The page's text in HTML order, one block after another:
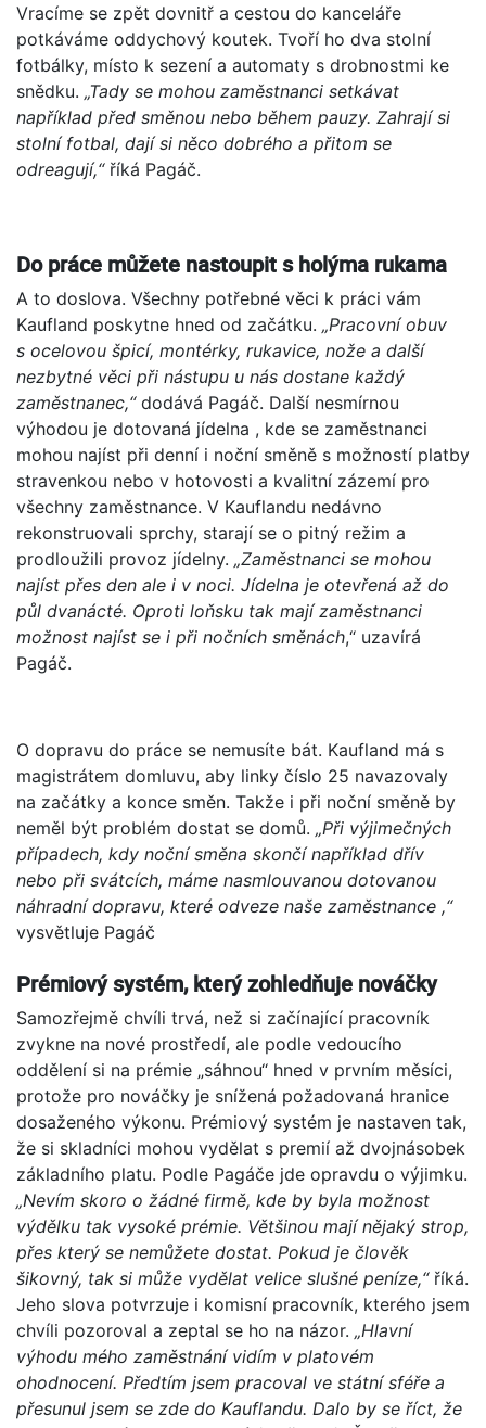
Vracíme se zpět dovnitř a cestou do kanceláře
potkáváme oddychový koutek. Tvoří ho dva stolní
fotbálky, místo k sezení a automaty s drobnostmi ke
snědku. „Tady se mohou zaměstnanci setkávat
například před směnou nebo během pauzy. Zahrají si
stolní fotbal, dají si něco dobrého a přitom se
odreagují,“říká Pagáč.
Do práce můžete nastoupit s holýma rukama
A to doslova. Všechny potřebné věci k práci vám
Kaufland poskytne hned od začátku. „Pracovní obuv
s ocelovou špicí, montérky, rukavice, nože a další
nezbytné věci při nástupu u nás dostane každý
zaměstnanec,“ dodává Pagáč. Další nesmírnou
výhodou je dotovaná jídelna , kde se zaměstnanci
mohou najíst při denní i noční směně s možností platby
stravenkou nebo v hotovosti a kvalitní zázemí pro
všechny zaměstnance. V Kauflandu nedávno
rekonstruovali sprchy, starají se o pitný režim a
prodloužili provoz jídelny. „Zaměstnanci se mohou
najíst přes den ale i v noci. Jídelna je otevřená až do
půl dvanácté. Oproti loňsku tak mají zaměstnanci
možnost najíst se i při nočních směnách,“ uzavírá
Pagáč.
O dopravu do práce se nemusíte bát. Kaufland má s
magistrátem domluvu, aby linky číslo 25 navazovaly
na začátky a konce směn. Takže i při noční směně by
neměl být problém dostat se domů. „Při výjimečných
případech, kdy noční směna skončí například dřív
nebo při svátcích, máme nasmlouvanou dotovanou
náhradní dopravu, které odveze naše zaměstnance ,“
vysvětluje Pagáč
Prémiový systém, který zohledňuje nováčky
Samozřejmě chvíli trvá, než si začínající pracovník
zvykne na nové prostředí, ale podle vedoucího
oddělení si na prémie „sáhnou“ hned v prvním měsíci,
protože pro nováčky je snížená požadovaná hranice
dosaženého výkonu. Prémiový systém je nastaven tak,
že si skladníci mohou vydělat s premií až dvojnásobek
základního platu. Podle Pagáče jde opravdu o výjimku.
„Nevím skoro o žádné firmě, kde by byla možnost
výdělku tak vysoké prémie. Většinou mají nějaký strop,
přes který se nemůžete dostat. Pokud je člověk
šikovný, tak si může vydělat velice slušné peníze,“říká.
Jeho slova potvrzuje i komisní pracovník, kterého jsem
chvíli pozoroval a zeptal se ho na názor. „Hlavní
výhodu mého zaměstnání vidím v platovém
ohodnocení. Předtím jsem pracoval ve státní sféře a
přesunul jsem se zde do Kauflandu. Dalo by se říct, že